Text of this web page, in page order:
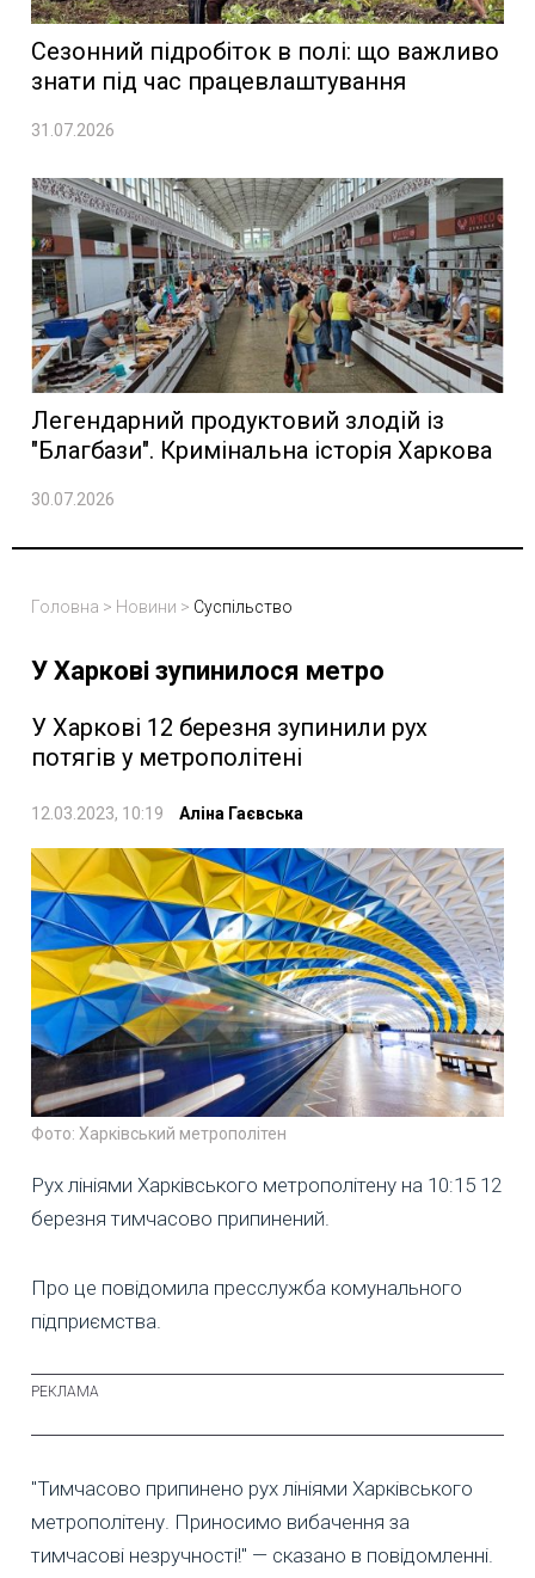
Сезонний підробіток в полі: що важливо
знати під час працевлаштування
31.07.2026
Легендарний продуктовий злодій із
"Благбази". Кримінальна історія Харкова
30.07.2026
Головна > Новини > Суспільство
У Харкові зупинилося метро
У Харкові 12 березня зупинили рух
потягів у метрополітені
12.03.2023, 10:19 Аліна Гаєвська
Фото: Харківський метрополітен
Рух лініями Харківського метрополітену на 10:15 12
березня тимчасово припинений.
Про це повідомила пресслужба комунального
підприємства.
"Тимчасово припинено рух лініями Харківського
метрополітену. Приносимо вибачення за
тимчасові незручності!" — сказано в повідомленні.